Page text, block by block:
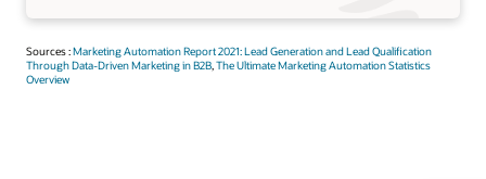
Sources :Marketing Automation Report 2021: Lead Generation and Lead Qualification
Through Data-Driven Marketing in B2B The Ultimate Marketing Automation Statistics
Overview